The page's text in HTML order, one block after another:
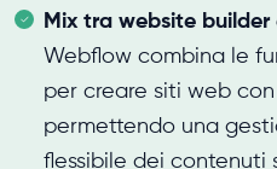
Mix tra website builder
Webflow combina le
per creare siti web
permettendo una
flessibile dei contenuti